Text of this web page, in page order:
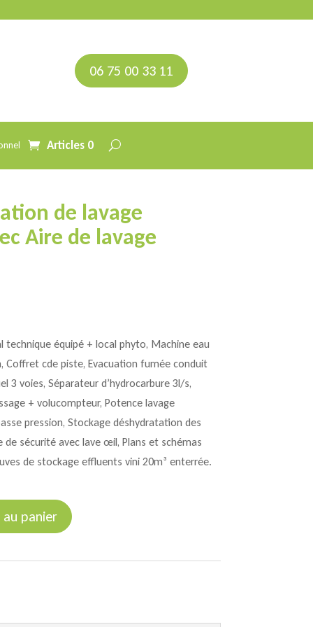
06 75 00 33 11
Articles 0
de lavage
Aire de lavage
technique équipé + local phyto, Machine eau
Coffret cde piste, Evacuation fumée conduit
3 voies, Séparateur d’hydrocarbure 3l/s,
+ volucompteur, Potence lavage
pression, Stockage déshydratation des
sécurité avec lave œil, Plans et schémas
de stockage effluents vini 20m³ enterrée.
panier